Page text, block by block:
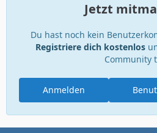
Jetzt
Du hast noch kein
Registriere dich kostenlos
Community
Anmelden